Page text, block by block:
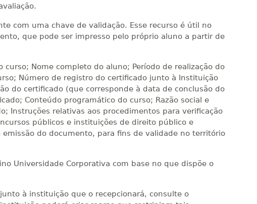
com uma chave de validação. Esse recurso é útil no
que pode ser impresso pelo próprio aluno a partir de
Nome completo do aluno; Período de realização do
Número de registro do certificado junto à Instituição
do certificado (que corresponde à data de conclusão do
Conteúdo programático do curso; Razão social e
Instruções relativas aos procedimentos para verificação
públicos e instituições de direito público e
do documento, para fins de validade no território
Universidade Corporativa com base no que dispõe o
à instituição que o recepcionará, consulte o